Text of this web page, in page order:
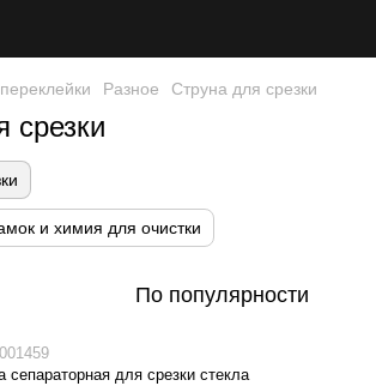
Разное Струна для срезки
срезки
и химия для очистки
По популярности
сепараторная для срезки стекла